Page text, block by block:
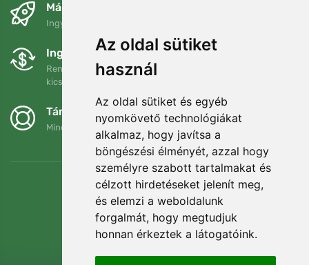
Az oldal sütiket
használ
Az oldal sütiket és egyéb
nyomkövető technológiákat
alkalmaz, hogy javítsa a
böngészési élményét, azzal hogy
személyre szabott tartalmakat és
célzott hirdetéseket jelenít meg,
és elemzi a weboldalunk
forgalmát, hogy megtudjuk
honnan érkeztek a látogatóink.
Másnapra és ingyenesen
Ingyenes szállítás a következő összeg felett: 80 EUR
Ingyenes csere és visszaküldés
Rendelését 90 napon belül bármikor visszaküldheti vagy
kicserélheti.
Támogatjuk a Trees.org-ot
Minden megrendelésért ültetünk egy fát! Bővebben